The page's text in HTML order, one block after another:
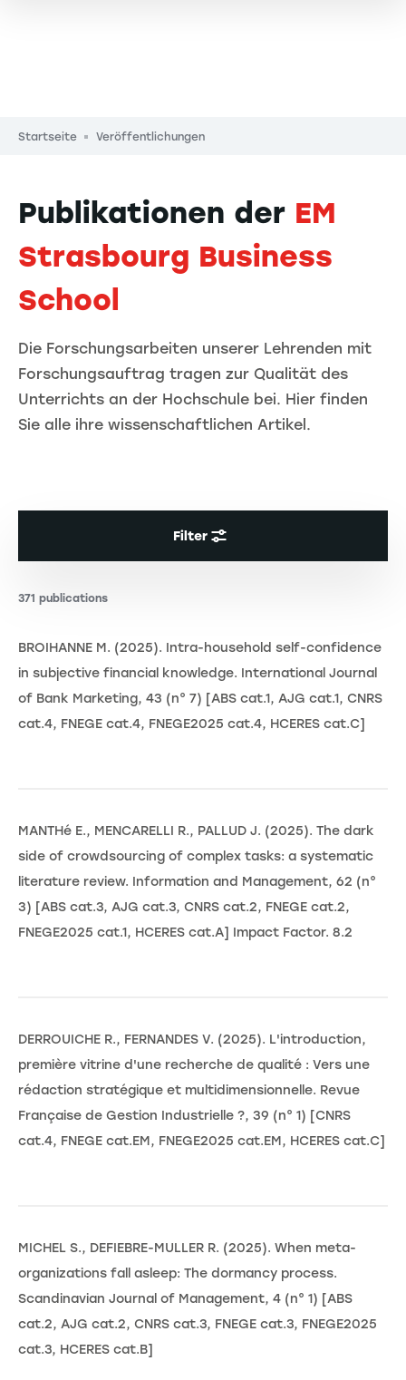
Pfadnavigation
Startseite Veröffentlichungen
Publikationen der EM
Strasbourg Business
School
Die Forschungsarbeiten unserer Lehrenden mit
Forschungsauftrag tragen zur Qualität des
Unterrichts an der Hochschule bei. Hier finden
Sie alle ihre wissenschaftlichen Artikel.
Filter
371 publications
BROIHANNE M. (2025). Intra-household self-confidence
in subjective financial knowledge. International Journal
of Bank Marketing, 43 (n° 7) [ABS cat.1, AJG cat.1, CNRS
cat.4, FNEGE cat.4, FNEGE2025 cat.4, HCERES cat.C]
MANTHé E., MENCARELLI R., PALLUD J. (2025). The dark
side of crowdsourcing of complex tasks: a systematic
literature review. Information and Management, 62 (n°
3) [ABS cat.3, AJG cat.3, CNRS cat.2, FNEGE cat.2,
FNEGE2025 cat.1, HCERES cat.A] Impact Factor. 8.2
DERROUICHE R., FERNANDES V. (2025). L'introduction,
première vitrine d'une recherche de qualité : Vers une
rédaction stratégique et multidimensionnelle. Revue
Française de Gestion Industrielle ?, 39 (n° 1) [CNRS
cat.4, FNEGE cat.EM, FNEGE2025 cat.EM, HCERES cat.C]
MICHEL S., DEFIEBRE-MULLER R. (2025). When meta-
organizations fall asleep: The dormancy process.
Scandinavian Journal of Management, 4 (n° 1) [ABS
cat.2, AJG cat.2, CNRS cat.3, FNEGE cat.3, FNEGE2025
cat.3, HCERES cat.B]